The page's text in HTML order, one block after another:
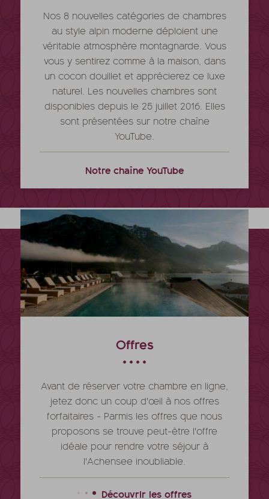
Nos 8 nouvelles catégories de chambres
au style alpin moderne déploient une
véritable atmosphère montagnarde. Vous
vous y sentirez comme à la maison, dans
un cocon douillet et apprécierez ce luxe
naturel. Les nouvelles chambres sont
disponibles depuis le 25 juillet 2016. Elles
sont présentées sur notre chaîne
YouTube.
Notre chaîne YouTube
Offres
Avant de réserver votre chambre en ligne,
jetez donc un coup d'œil à nos offres
forfaitaires - Parmis les offres que nous
proposons se trouve peut-être l'offre
idéale pour rendre votre séjour à
l'Achensee inoubliable.
Découvrir les offres